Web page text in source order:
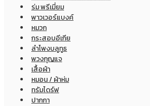
ร่ม พรีเมี่ยม
พาวเวอร์แบงค์
หมวก
กระสอบอีเกีย
ลำโพงบลูทูธ
พวงกุญแจ
เสื้อผ้า
หมอน / ผ้าห่ม
ทรัมไดร์ฟ
ปากกา